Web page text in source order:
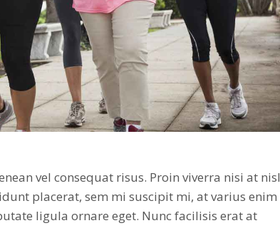
vel consequat risus. Proin viverra nisi at nisl
placerat, sem mi suscipit mi, at varius enim
ligula ornare eget. Nunc facilisis erat at